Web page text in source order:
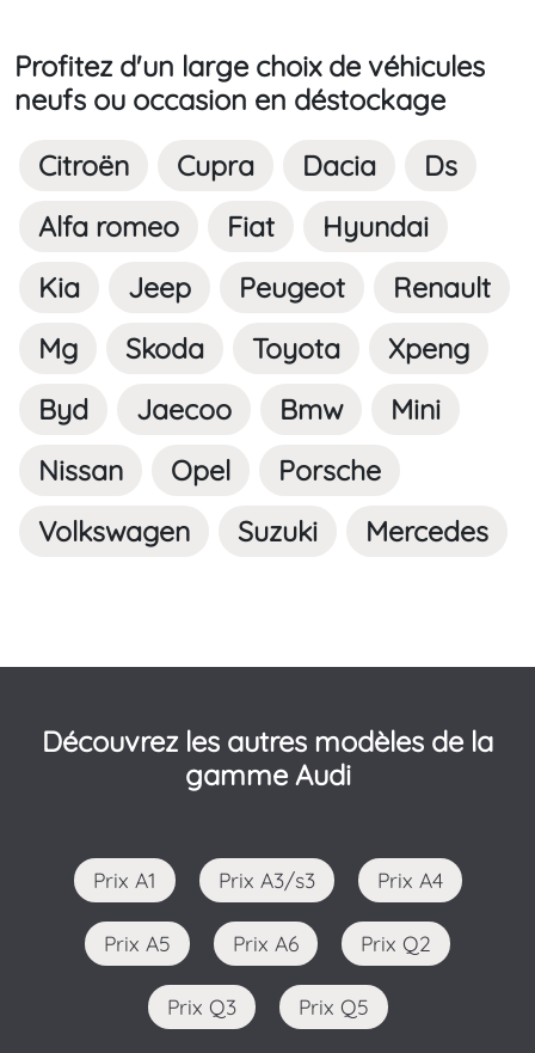
Profitez d'un large choix de véhicules
neufs ou occasion en déstockage
Citroën Cupra Dacia
Ds
Alfa romeo
Fiat
Hyundai
Kia
Jeep Peugeot
Renault
Mg
Skoda Toyota
Xpeng
Byd
Jaecoo Bmw
Mini
Nissan
Opel
Porsche
Volkswagen
Suzuki Mercedes
Découvrez les autres modèles de la
gamme Audi
Prix A1 Prix A3/s3 Prix A4
Prix A5 Prix A6 Prix Q2
Prix Q3 Prix Q5